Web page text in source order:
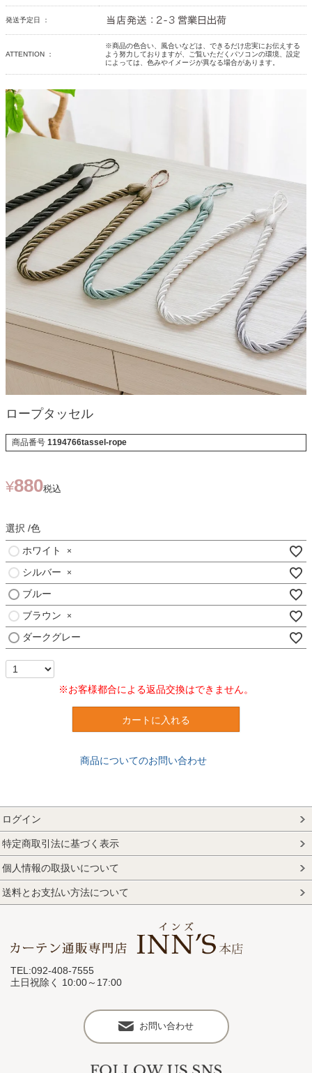
発送予定日 ：
ATTENTION ：
※商品の色合い、風合いなどは、できるだけ忠実にお伝えする
よう努力しておりますが、ご覧いただくパソコンの環境、設定
によっては、色みやイメージが異なる場合があります。
ロープタッセル
商品番号 1194766tassel-rope
¥880税込
選択 色
ホワイト ×
シルバー ×
ブルー
ブラウン
×
ダークグレー
※お客様都合による返品交換はできません。
カートに入れる
商品についてのお問い合わせ
ログイン
特定商取引法に基づく表示
個人情報の取扱いについて
送料とお支払い方法について
TEL:092-408-7555
土日祝除く 10:00～17:00
お問い合わせ